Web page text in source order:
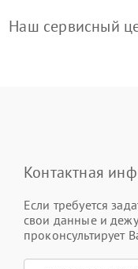
Наш сервисный
Контактная
Если требуется
свои данные и
проконсультирует